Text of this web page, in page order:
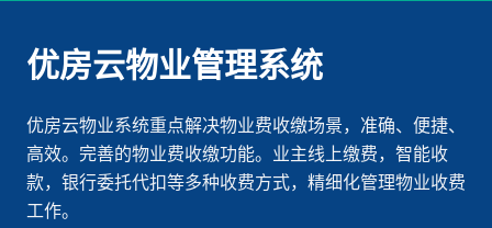
优房云物业管理系统
优房云物业系统重点解决物业费收缴场景，准确、便捷、
高效。完善的物业费收缴功能。业主线上缴费，智能收
款，银行委托代扣等多种收费方式，精细化管理物业收费
工作。